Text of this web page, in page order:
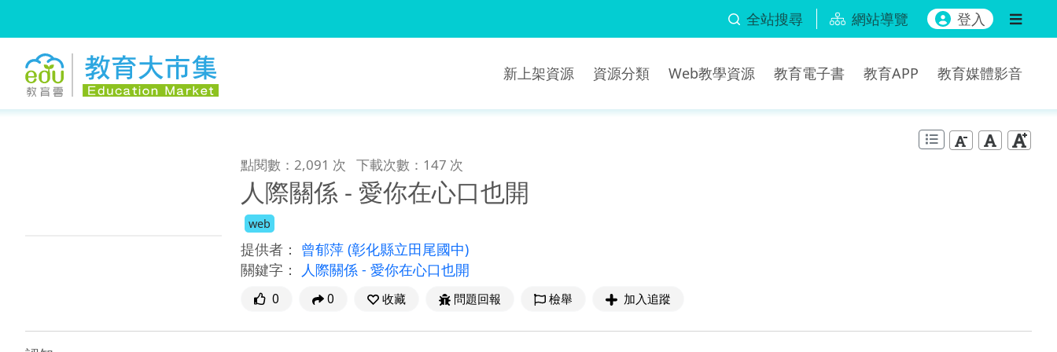
全站搜尋 網站導覽 登入
新上架資源 資源分類 Web教學資源 教育電子書 教育APP 教育媒體影音
點閱數：2,091 次 下載次數：147 次
人際關係 - 愛你在心口也開
web
提供者： 曾郁萍 (彰化縣立田尾國中)
關鍵字：
人際關係 - 愛你在心口也開
0 0 收藏 問題回報 檢舉 加入追蹤